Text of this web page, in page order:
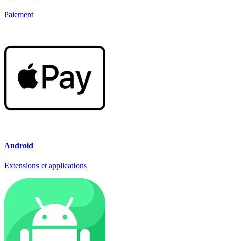
Paiement
Android
Extensions et applications